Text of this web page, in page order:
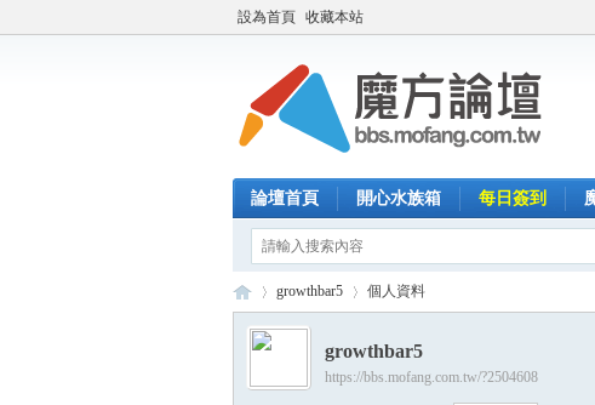
設為首頁 收藏本站
論壇首頁 開心水族箱 每日簽到
›
growthbar5 個人資料
growthbar5
https://bbs.mofang.com.tw/?2504608